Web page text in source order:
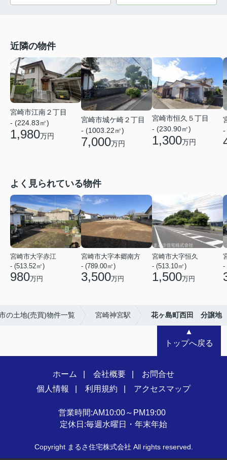
近隣の物件
宮崎市江南２丁目
- (224.83㎡)
1,980万円
宮崎市城ケ崎２丁目
- (1003.22㎡)
7,000万円
宮崎市恒久５丁目
- (230.90㎡)
1,300万円
-
よく見られている物件
宮崎市大字赤江
- (513.52㎡)
980万円
宮崎市大字本郷南方
- (789.00㎡)
3,500万円
宮崎市大字恒久
- (513.10㎡)
1,500万円
-
の土地(売買)物件一覧 宮崎神宮駅 花ヶ島町西田 分譲地
▲
トップへ戻る
ホーム 会社概要
お問合せ
個人情報
利用規約 アクセスマップ
営業時間:AM10:00～PM19:00
定休日:毎週水曜日・年末年始
Copyright まるさ住宅株式会社 All rights reserved.